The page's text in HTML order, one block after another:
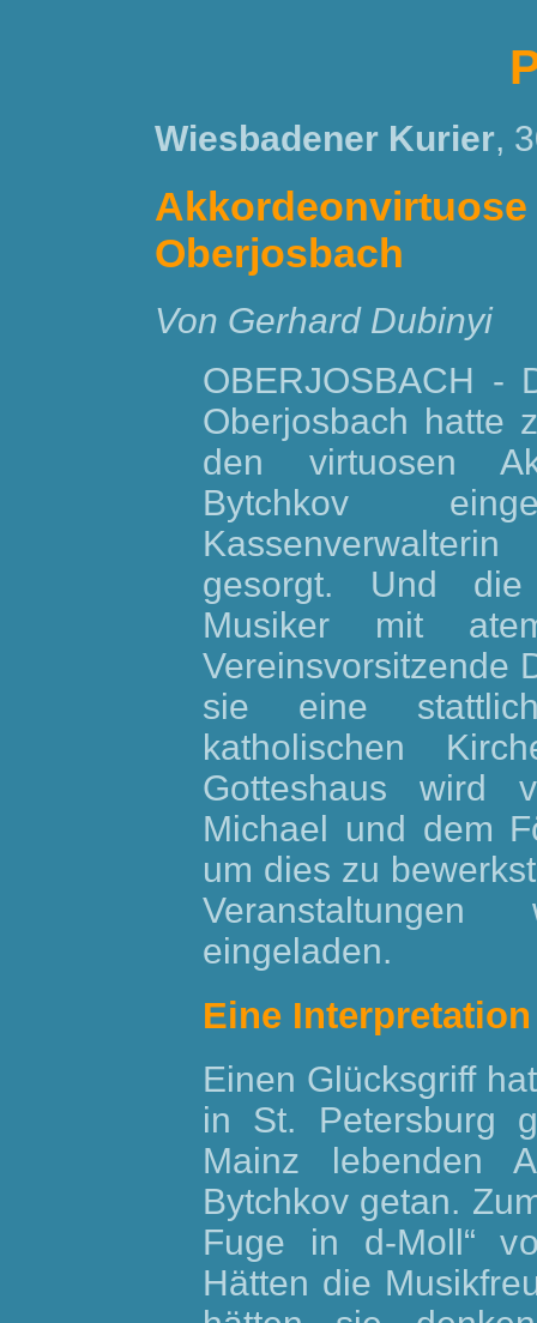
Wiesbadener Kurier,
Oberjosbach
Von Gerhard Dubinyi
OBERJOSBACH -
Oberjosbach hatte
den virtuosen
Bytchkov
gesorgt. Und
Musiker mit
Vereinsvorsitzende
sie eine
katholischen
Gotteshaus wird
Michael und dem
um dies zu
eingeladen.
Eine
Einen Glücksgriff
in St. Petersburg
Mainz lebenden
Bytchkov getan.
Fuge in d-Moll“
Hätten die